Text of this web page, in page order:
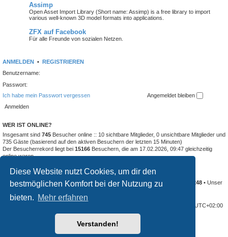
Diese Website nutzt Cookies, um dir den
bestmöglichen Komfort bei der Nutzung zu
bieten. Mehr erfahren
Verstanden!
Assimp
Open Asset Import Library (Short name: Assimp) is a free library to import
various well-known 3D model formats into applications.
ZFX auf Facebook
Für alle Freunde von sozialen Netzen.
ANMELDEN • REGISTRIEREN
Benutzername:
Passwort:
Ich habe mein Passwort vergessen
Angemeldet bleiben
WER IST ONLINE?
Insgesamt sind 745 Besucher online :: 10 sichtbare Mitglieder, 0 unsichtbare Mitglieder und
735 Gäste (basierend auf den aktiven Besuchern der letzten 15 Minuten)
Der Besucherrekord liegt bei 15166 Besuchern, die am 17.02.2026, 09:47 gleichzeitig
online waren.
STATISTIK
Beiträge insgesamt74183• Themen insgesamt 4638• Mitglieder insgesamt 3248 • Unser
neuestes Mitglied:
UTC+02:00
Powered byphpBB® Forum Software © phpBB Limited
phpBB.de